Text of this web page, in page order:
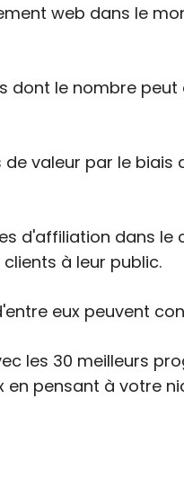
web dans le
dont le nombre
valeur par le
d'affiliation dans le
à leur public.
eux peuvent
les 30 meilleurs
en pensant à votre